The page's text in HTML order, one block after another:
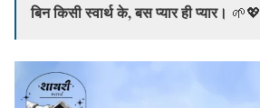
बिन किसी स्वार्थ के, बस प्यार ही प्यार। 🌱💖